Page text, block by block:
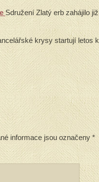
Sdružení Zlatý erb zahájilo již
krysy startují letos k
informace jsou označeny*